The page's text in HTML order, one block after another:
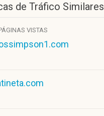
de Tráfico Similares
VISTAS